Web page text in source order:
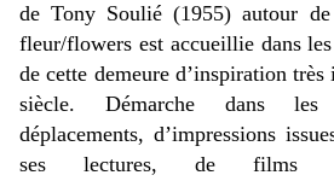
de Tony Soulié (1955) autour
fleur/flowers est accueillie dans
de cette demeure d’inspiration
siècle. Démarche dans les
déplacements, d’impressions
ses lectures, de films